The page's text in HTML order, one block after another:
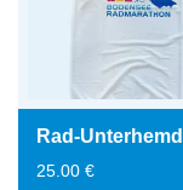
Rad-Unterhemd
25.00 €